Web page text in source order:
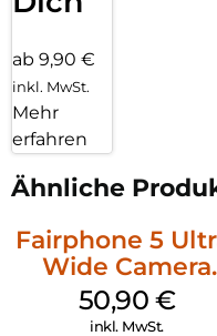
FRITZ!Fons C6 zur
Unbeschwert telefonieren:
Direkt ab Werk ist Ihr
Sprachverschlüsselung
Dafür ist keine
Sie können unbesorgt
ab 9,90 €
inkl. MwSt.
Mehr
erfahren
Ähnliche
Fairphone 5
Wide Camera
Schwarz
50,90 €
inkl. MwSt.